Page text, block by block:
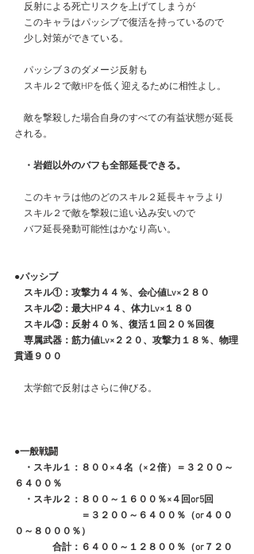
反射による死亡リスクを上げてしまうが
このキャラはパッシブで復活を持っているので
少し対策ができている。
パッシブ３のダメージ反射も
スキル２で敵HPを低く迎えるために相性よし。
敵を撃殺した場合自身のすべての有益状態が延長
される。
・岩鎧以外のバフも全部延長できる。
このキャラは他のどのスキル２延長キャラより
スキル２で敵を撃殺に追い込み安いので
バフ延長発動可能性はかなり高い。
●パッシブ
スキル①：攻撃力４４％、会心値Lv×２８０
スキル②：最大HP４４、体力Lv×１８０
スキル③：反射４０％、復活１回２０％回復
専属武器：筋力値Lv×２２０、攻撃力１８％、物理
貫通９００
太学館で反射はさらに伸びる。
●一般戦闘
・スキル１：８００×４名（×２倍）＝３２００～
６４００％
・スキル２：８００～１６００％×４回or5回
＝３２００～６４００％（or４００
０～８０００％）
合計：６４００～１２８００％（or７２０